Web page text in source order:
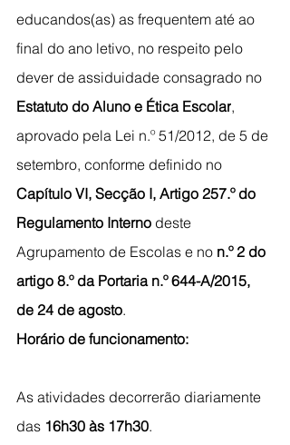
educandos(as) as frequentem até ao
final do ano letivo, no respeito pelo
dever de assiduidade consagrado no
Estatuto do Aluno e Ética Escolar,
aprovado pela Lei n.º 51/2012, de 5 de
setembro, conforme definido no
Capítulo VI, Secção I, Artigo 257.º do
Regulamento Interno deste
Agrupamento de Escolas e no n.º 2 do
artigo 8.º da Portaria n.º 644-A/2015,
de 24 de agosto.
Horário de funcionamento:
As atividades decorrerão diariamente
das 16h30 às 17h30.